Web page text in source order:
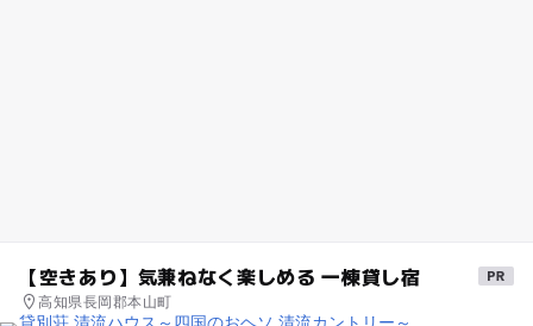
【空きあり】気兼ねなく楽しめる 一棟貸し宿
高知県長岡郡本山町